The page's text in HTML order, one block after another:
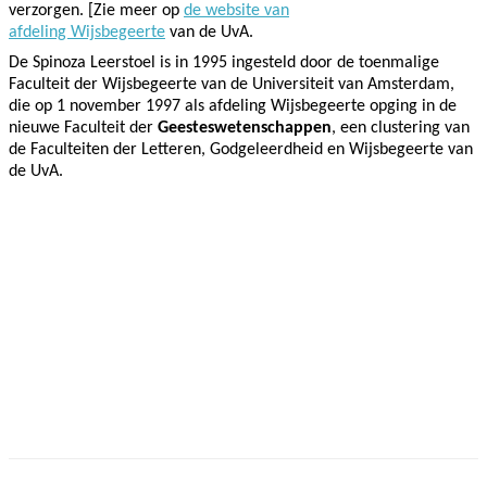
verzorgen. [Zie meer op de website van
afdeling Wijsbegeerte van de UvA.
De Spinoza Leerstoel is in 1995 ingesteld door de toenmalige
Faculteit der Wijsbegeerte van de Universiteit van Amsterdam,
die op 1 november 1997 als afdeling Wijsbegeerte opging in de
nieuwe Faculteit der Geesteswetenschappen, een clustering van
de Faculteiten der Letteren, Godgeleerdheid en Wijsbegeerte van
de UvA.